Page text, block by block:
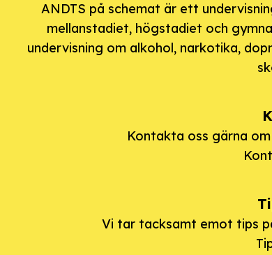
ANDTS på schemat är ett
mellanstadiet, högstadiet och
undervisning om alkohol, narkotika,
Kontakta oss gärna
Vi tar tacksamt emot tips